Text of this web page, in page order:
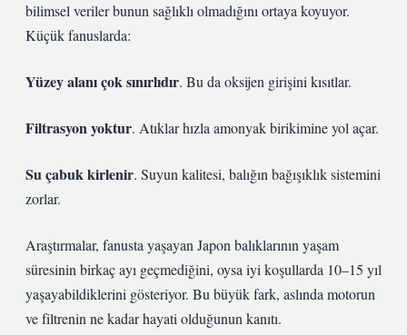
bilimsel veriler bunun sağlıklı olmadığını ortaya koyuyor.
Küçük fanuslarda:
Yüzey alanı çok sınırlıdır. Bu da oksijen girişini kısıtlar.
Filtrasyon yoktur. Atıklar hızla amonyak birikimine yol açar.
Su çabuk kirlenir. Suyun kalitesi, balığın bağışıklık sistemini
zorlar.
Araştırmalar, fanusta yaşayan Japon balıklarının yaşam
süresinin birkaç ayı geçmediğini, oysa iyi koşullarda 10–15 yıl
yaşayabildiklerini gösteriyor. Bu büyük fark, aslında motorun
ve filtrenin ne kadar hayati olduğunun kanıtı.